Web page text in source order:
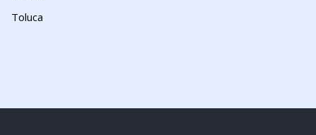
Toluca